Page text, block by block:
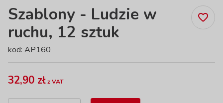
Szablony - Ludzie w
ruchu, 12 sztuk
kod: AP160
32,90 złz VAT